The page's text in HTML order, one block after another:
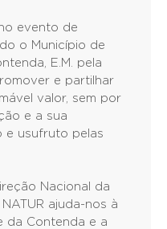
evento de
o Município de
E.M. pela
e partilhar
valor, sem por
e a sua
e usufruto pelas
Nacional da
ajuda-nos à
da Contenda e a